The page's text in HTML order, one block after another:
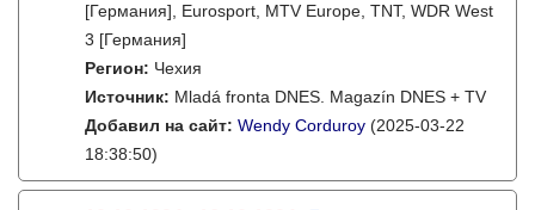
[Германия], Eurosport, MTV Europe, TNT, WDR West
3 [Германия]
Регион: Чехия
Источник: Mladá fronta DNES. Magazín DNES + TV
Добавил на сайт: Wendy Corduroy (2025-03-22
18:38:50)